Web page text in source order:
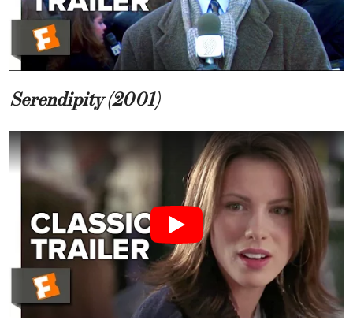
Serendipity (2001)